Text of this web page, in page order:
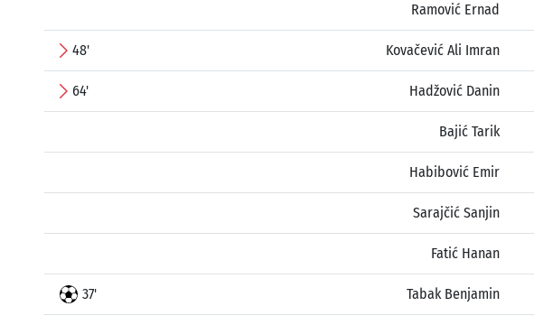
Ramović Ernad
48' Kovačević Ali Imran
64' Hadžović Danin
Bajić Tarik
Habibović Emir
Sarajčić Sanjin
Fatić Hanan
37' Tabak Benjamin